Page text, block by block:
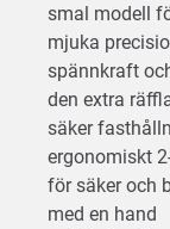
smal modell
mjuka
spännkraft
den extra
säker
ergonomiskt
för säker och
med en hand